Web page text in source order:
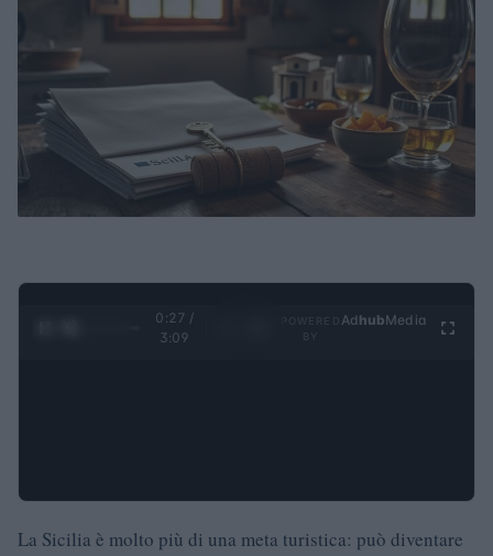
0:28 /
3:09
Ad hubMedia
La Sicilia è molto più di una meta turistica: può diventare